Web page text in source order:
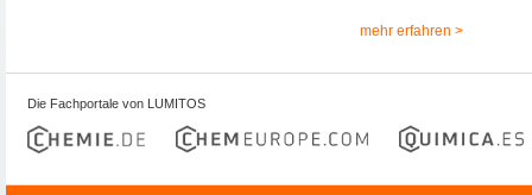
mehr erfahren >
Die Fachportale von LUMITOS